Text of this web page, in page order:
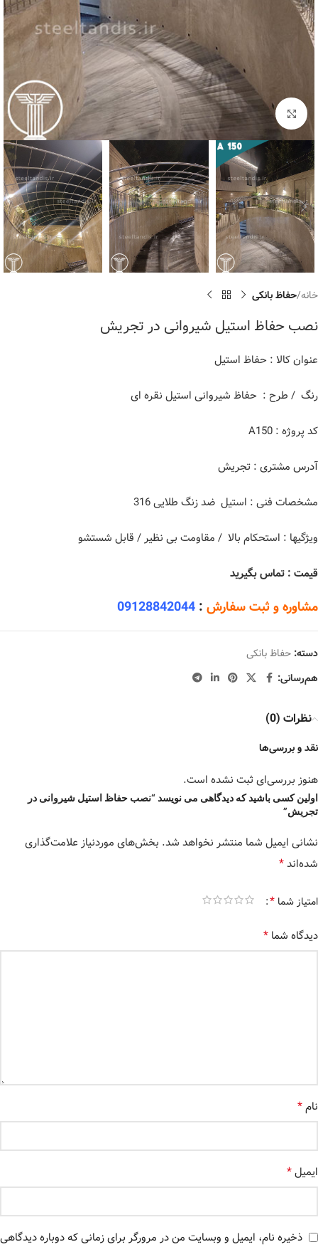
برای بزرگنمایی کلیک کنید
خانه حفاظ بانکی
نصب حفاظ استیل شیروانی در تجریش
عنوان کالا : حفاظ استیل
رنگ / طرح : حفاظ شیروانی استیل نقره ای
کد پروژه : A150
آدرس مشتری : تجریش
مشخصات فنی : استیل ضد زنگ طلایی 316
ویژگیها : استحکام بالا / مقاومت بی نظیر / قابل شستشو
قیمت : تماس بگیرید
مشاوره و ثبت سفارش :
09128842044
دسته: حفاظ بانکی
هم‌رسانی:
نظرات (0)
نقد و بررسی‌ها
هنوز بررسی‌ای ثبت نشده است.
اولین کسی باشید که دیدگاهی می نویسد “نصب حفاظ استیل شیروانی در
تجریش”
نشانی ایمیل شما منتشر نخواهد شد. بخش‌های موردنیاز علامت‌گذاری
شده‌اند*
امتیاز شما *
دیدگاه شما *
نام*
ایمیل*
ذخیره نام، ایمیل و وبسایت من در مرورگر برای زمانی که دوباره دیدگاهی